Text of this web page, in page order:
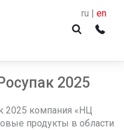
ru |en
2025
2025 компания «НЦ
продукты в области